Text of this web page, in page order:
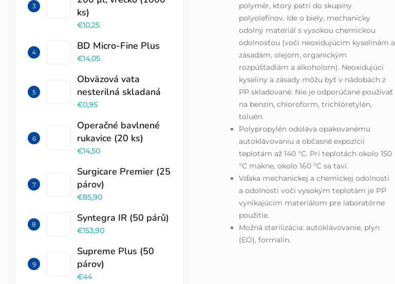
ks)
€10,25
BD Micro-Fine Plus
€14,05
Obväzová vata
nesterilná skladaná
€0,95
Operačné bavlnené
rukavice (20 ks)
€14,50
Surgicare Premier (25
párov)
€85,90
Syntegra IR (50 párů)
€153,90
Supreme Plus (50
párov)
€44
polymér, ktorý patrí do skupiny
polyolefínov. Ide o biely, mechanicky
odolný materiál s vysokou chemickou
odolnosťou (voči neoxidujúcim kyselinám a
zásadám, olejom, organickým
rozpúšťadlám a alkoholom). Neoxidujúci
kyseliny a zásady môžu byť v nádobách z
PP skladované. Nie je odporúčané používať
na benzín, chloroform, trichlóretylén,
toluén.
Polypropylén odoláva opakovanému
autoklávovaniu a občasné expozícii
teplotám až 140 °C. Pri teplotách okolo 150
°C mäkne, okolo 160 °C sa taví.
Vďaka mechanickej a chemickej odolnosti
a odolnosti voči vysokým teplotám je PP
vynikajúcim materiálom pre laboratórne
použitie.
Možná sterilizácia: autoklávovanie, plyn
(EO), formalín.